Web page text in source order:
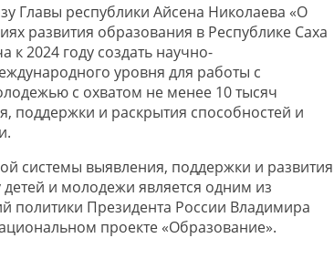
Главы республики Айсена Николаева «О
развития образования в Республике Саха
к 2024 году создать научно-
уровня для работы с
с охватом не менее 10 тысяч
поддержки и раскрытия способностей и
системы выявления, поддержки и развития
детей и молодежи является одним из
политики Президента России Владимира
проекте «Образование».